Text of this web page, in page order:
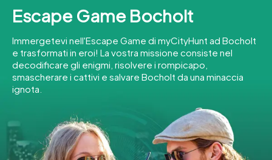
Città
Tour
Team Building
INT AT CH
DE
ES
FR UK
IE
Escape Game Bocholt
Immergetevi nell'Escape Game di myCityHunt ad Bocholt
e trasformati in eroi! La vostra missione consiste nel
decodificare gli enigmi, risolvere i rompicapo,
smascherare i cattivi e salvare Bocholt da una minaccia
ignota.